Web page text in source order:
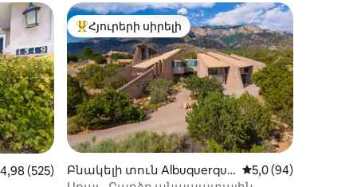
տները
վարկանիշը՝ 5-ից 4,98, 525 կարծիք
4,98 (525)
Հյուրերի սիրելի լավագույն տները
Հյուրերի սիրելի
Բնակելի տուն Albuquerque Միջին
5,0 (94)